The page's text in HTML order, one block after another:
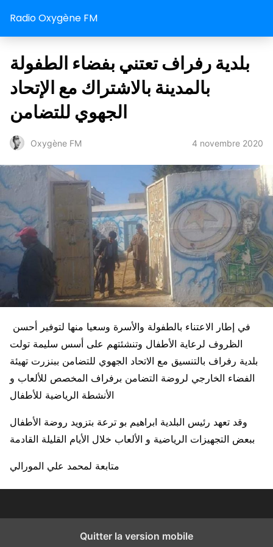
Radio Oxygène FM
بلدية رفراف تعتني بفضاء الطفولة
بالمدينة بالاشتراك مع الإتحاد
الجهوي للتضامن
Oxygène FM 4 novembre 2020
الظروف لرعاية الأطفال وتنشئتهم على أسس سليمة تولت
بلدية رفراف بالتنسيق مع الاتحاد الجهوي للتضامن ببنزرت تهيئة
الفضاء الخارجي لروضة التضامن برفراف المخصص للألعاب و
الأنشطة الرياضية للأطفال
وقد تعهد رئيس البلدية ابراهيم بو ترعة بتزويد روضة الأطفال
ببعض التجهيزات الرياضية و الألعاب خلال الأيام القليلة القادمة
متابعة لمحمد علي المورالي
Quitter la version mobile